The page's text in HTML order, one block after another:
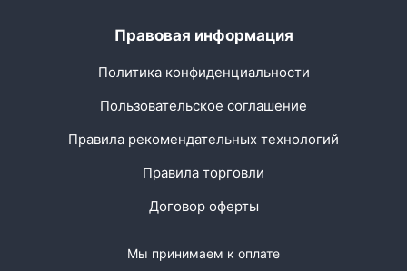
Правовая информация
Политика конфиденциальности
Пользовательское соглашение
Правила рекомендательных технологий
Правила торговли
Договор оферты
Мы принимаем к оплате